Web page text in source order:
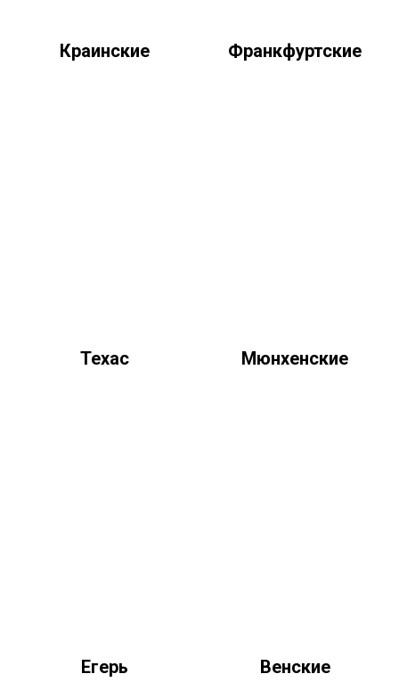
Краинские Франкфуртские
Техас Мюнхенские
Егерь Венские